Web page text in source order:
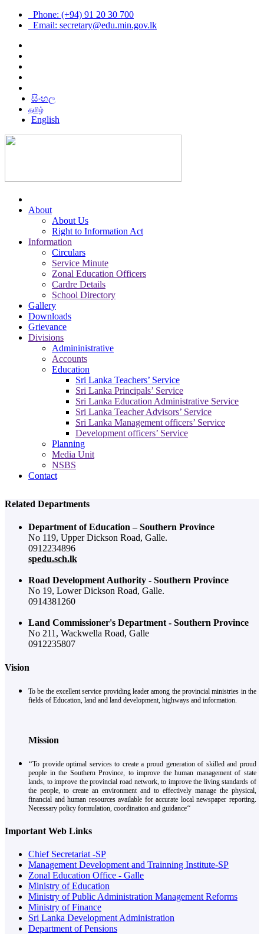
Phone: (+94) 91 20 30 700
Email: secretary@edu.min.gov.lk
සිංහල
தமிழ்
English
About
About Us
Right to Information Act
Information
Circulars
Service Minute
Zonal Education Officers
Cardre Details
School Directory
Gallery
Downloads
Grievance
Divisions
Admininistrative
Accounts
Education
Sri Lanka Teachers’ Service
Sri Lanka Principals’ Service
Sri Lanka Education Administrative Service
Sri Lanka Teacher Advisors’ Service
Sri Lanka Management officers’ Service
Development officers’ Service
Planning
Media Unit
NSBS
Contact
Related Departments
Department of Education – Southern Province
No 119, Upper Dickson Road, Galle.
0912234896
spedu.sch.lk
Road Development Authority - Southern Province
No 19, Lower Dickson Road, Galle.
0914381260
Land Commissioner's Department - Southern Province
No 211, Wackwella Road, Galle
0912235807
Vision
To be the excellent service providing leader among the provincial ministries in the
fields of Education, land and land development, highways and information.
Mission
‘‘To provide optimal services to create a proud generation of skilled and proud
people in the Southern Province, to improve the human management of state
lands, to improve the provincial road network, to improve the living standards of
the people, to create an environment and to effectively manage the physical,
financial and human resources available for accurate local newspaper reporting.
Necessary policy formulation, coordination and guidance‘‘
Important Web Links
Chief Secretariat -SP
Management Development and Trainning Institute-SP
Zonal Education Office - Galle
Ministry of Education
Ministry of Public Administration Management Reforms
Ministry of Finance
Sri Lanka Development Administration
Department of Pensions